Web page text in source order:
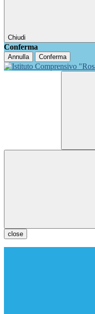
Chiudi
Conferma
Annulla Conferma
close